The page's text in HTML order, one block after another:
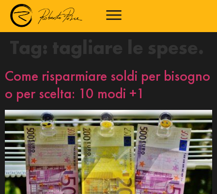
Tag: tagliare le spese.
Come risparmiare soldi per bisogno
o per scelta: 10 modi +1